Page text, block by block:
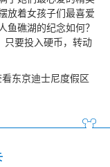
放着女孩子们最喜爱
鱼礁湖的纪念如何？
只要投入硬币，转动
东京迪士尼度假区